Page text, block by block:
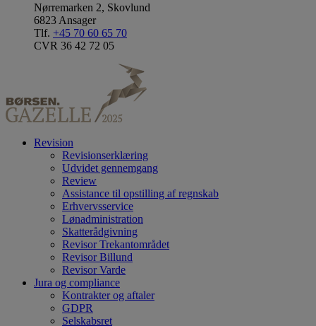
Nørremarken 2, Skovlund
6823 Ansager
Tlf. +45 70 60 65 70
CVR 36 42 72 05
Revision
Revisionserklæring
Udvidet gennemgang
Review
Assistance til opstilling af regnskab
Erhvervsservice
Lønadministration
Skatterådgivning
Revisor Trekantområdet
Revisor Billund
Revisor Varde
Jura og compliance
Kontrakter og aftaler
GDPR
Selskabsret